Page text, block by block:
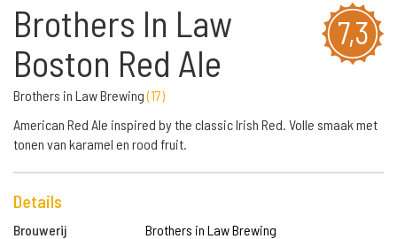
7,3
Brothers In Law
Boston Red Ale
Brothers in Law Brewing(17)
American Red Ale inspired by the classic Irish Red. Volle smaak met
tonen van karamel en rood fruit.
Details
Brouwerij
Brothers in Law Brewing